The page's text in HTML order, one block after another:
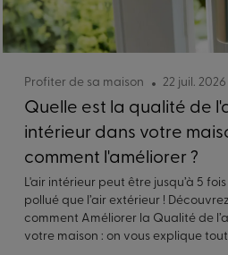
Profiter de sa maison 22 juil. 2026
Quelle est la qualité de
intérieur dans votre
comment l'améliorer ?
L'air intérieur peut être jusqu’à 5
pollué que l’air extérieur ! Découvrez
comment Améliorer la Qualité de
votre maison : on vous explique tout